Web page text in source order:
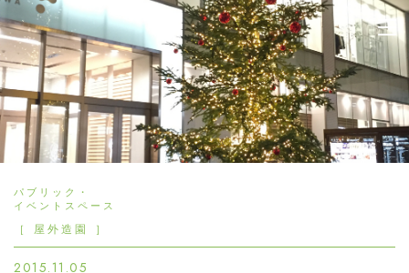
晴香園 | 緑と花の企画設計
施工管理 観葉植物のレンタ
ル 販売 園芸 造園
パブリック・
イベントスペース
［ 屋外造園 ］
2015.11.05